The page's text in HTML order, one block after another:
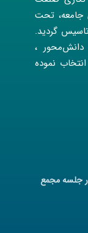
جامعه، تحت
گردید.
،
نموده
جلسه مجمع